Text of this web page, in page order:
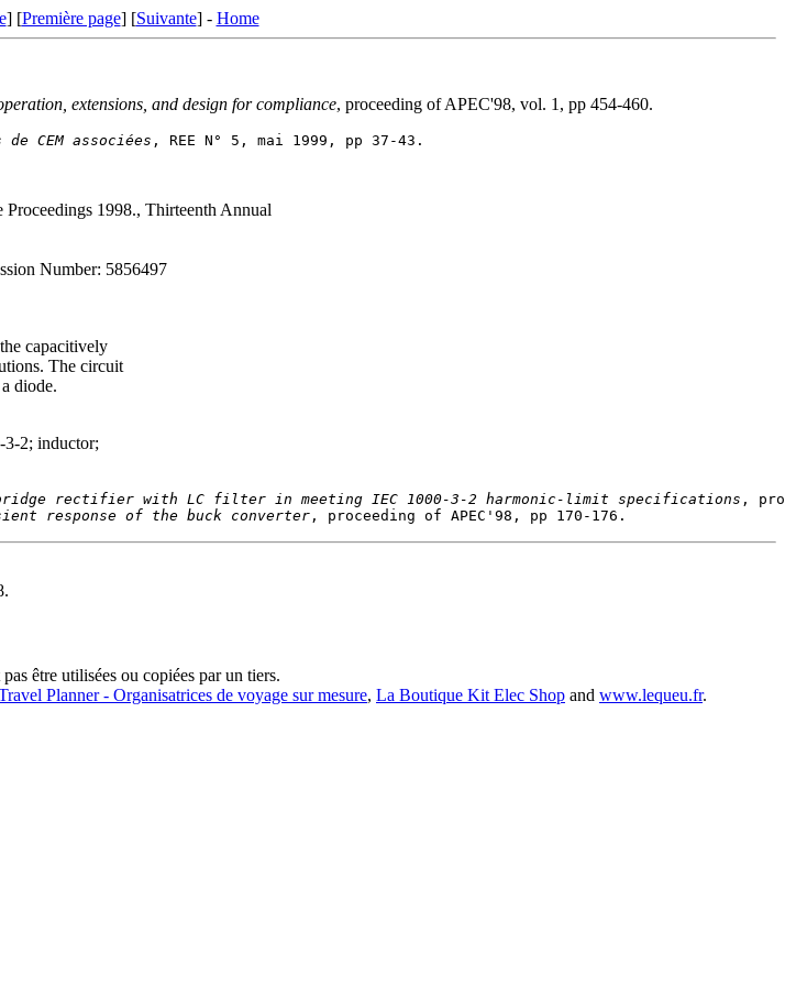
] [Première page] [Suivante] - Home
extensions, and design for compliance, proceeding of APEC'98, vol. 1, pp 454-460.
CEM associées
1998., Thirteenth Annual
Number: 5856497
capacitively
The circuit
diode.
3-2; inductor;
rectifier with LC filter in meeting IEC 1000-3-2 harmonic-limit specifications
response of the buck converter
être utilisées ou copiées par un tiers.
Planner - Organisatrices de voyage sur mesure, La Boutique Kit Elec Shop and www.lequeu.fr.